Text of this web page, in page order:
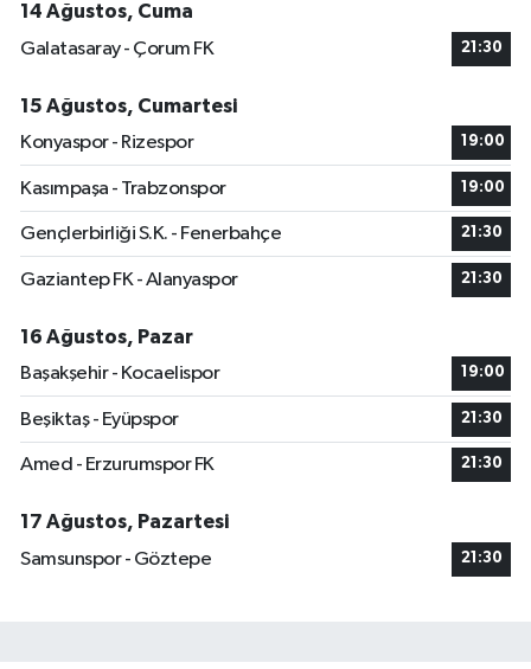
14 Ağustos, Cuma
Galatasaray - Çorum FK
21:30
15 Ağustos, Cumartesi
Konyaspor - Rizespor
19:00
Kasımpaşa - Trabzonspor 19:00
Gençlerbirliği S.K. - Fenerbahçe 21:30
Gaziantep FK - Alanyaspor 21:30
16 Ağustos, Pazar
Başakşehir - Kocaelispor
19:00
Beşiktaş - Eyüpspor 21:30
Amed - Erzurumspor FK 21:30
17 Ağustos, Pazartesi
Samsunspor - Göztepe
21:30